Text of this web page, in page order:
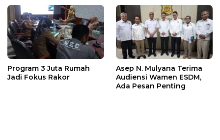
Program 3 Juta Rumah
Jadi Fokus Rakor
Asep N. Mulyana Terima
Audiensi Wamen ESDM,
Ada Pesan Penting